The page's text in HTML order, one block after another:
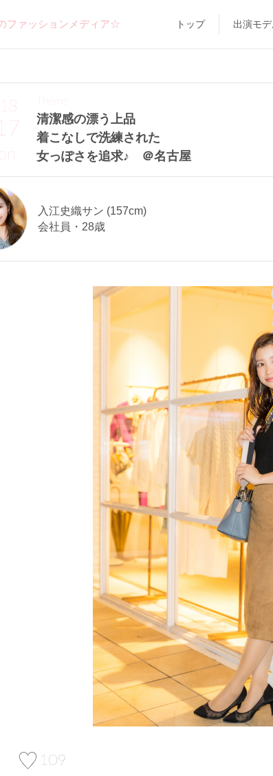
ファッションメディア☆ トップ 出演モ
清潔感の漂う上品
着こなしで洗練された
女っぽさを追求♪ ＠名古屋
Theme
入江史織サン (157cm)
会社員・28歳
109